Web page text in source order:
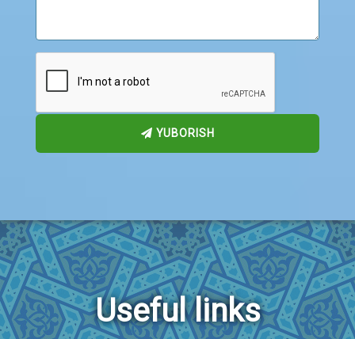
YUBORISH
Useful links